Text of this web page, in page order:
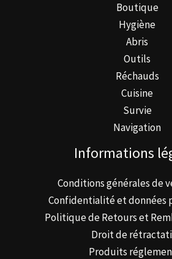
Boutique
Hygiène
Abris
Outils
Réchauds
Cuisine
Survie
Navigation
Informations
Conditions générales de
Confidentialité et données
Politique de Retours et
Droit de
Produits